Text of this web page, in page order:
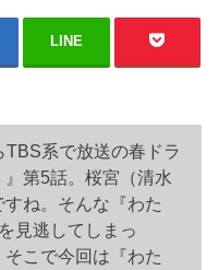
LINE
系で放送の春ドラ
第5話。桜宮（清水
ね。そんな『わた
見逃してしまっ
こで今回は『わた